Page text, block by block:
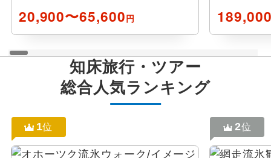
20,900〜65,600円
知床旅行・ツアー
総合人気ランキング
1位 2位